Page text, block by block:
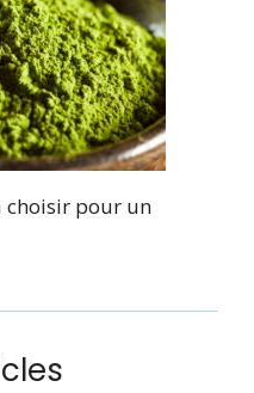
choisir pour un